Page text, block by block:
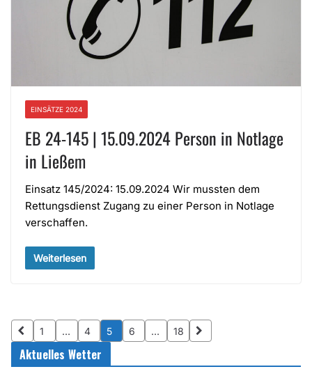
EINSÄTZE 2024
EB 24-145 | 15.09.2024 Person in Notlage
in Ließem
Einsatz 145/2024: 15.09.2024 Wir mussten dem
Rettungsdienst Zugang zu einer Person in Notlage
verschaffen.
Weiterlesen
1 … 4 5 6 … 18
Aktuelles Wetter